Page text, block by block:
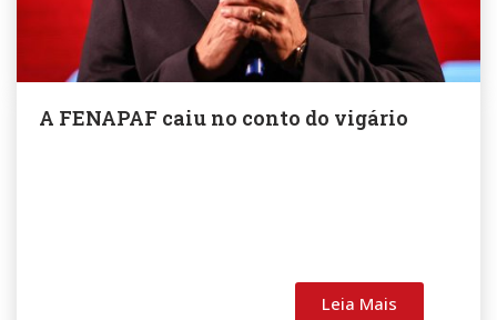
A FENAPAF caiu no conto do vigário
Leia Mais